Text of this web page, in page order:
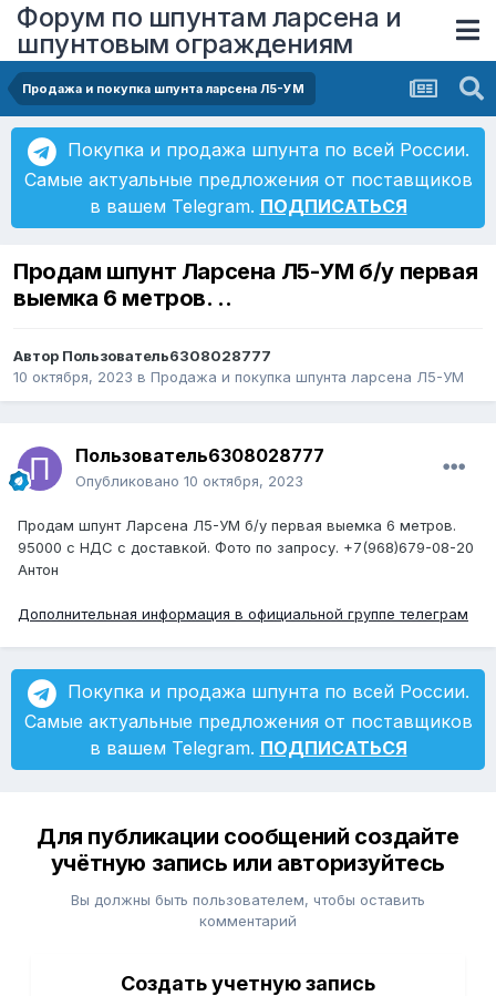
Форум по шпунтам ларсена и
шпунтовым ограждениям
Продажа и покупка шпунта ларсена Л5-УМ
Покупка и продажа шпунта по всей России.
Самые актуальные предложения от поставщиков
в вашем Telegram. ПОДПИСАТЬСЯ
Продам шпунт Ларсена Л5-УМ б/у первая
выемка 6 метров. ..
Автор Пользователь6308028777
10 октября, 2023 в Продажа и покупка шпунта ларсена Л5-УМ
Пользователь6308028777
Опубликовано 10 октября, 2023
Продам шпунт Ларсена Л5-УМ б/у первая выемка 6 метров.
95000 с НДС с доставкой. Фото по запросу. +7(968)679-08-20
Антон
Дополнительная информация в официальной группе телеграм
Покупка и продажа шпунта по всей России.
Самые актуальные предложения от поставщиков
в вашем Telegram. ПОДПИСАТЬСЯ
Для публикации сообщений создайте
учётную запись или авторизуйтесь
Вы должны быть пользователем, чтобы оставить
комментарий
Создать учетную запись